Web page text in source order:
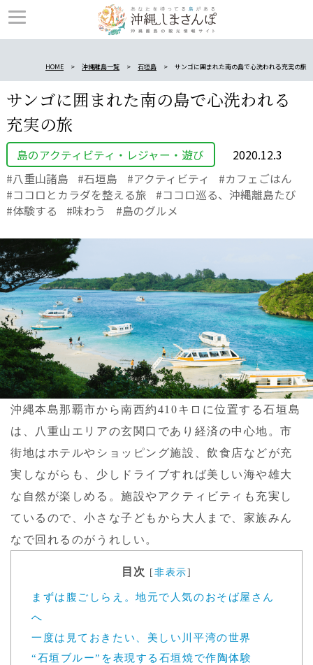
HOME 沖縄離島一覧 石垣島 サンゴに囲まれた南の島で心洗われる充実の旅
サンゴに囲まれた南の島で心洗われる
充実の旅
島のアクティビティ・レジャー・遊び
2020.12.3
八重山諸島
石垣島 アクティビティ
カフェごはん
ココロとカラダを整える旅
ココロ巡る、沖縄離島たび
体験する
味わう 島のグルメ
沖縄本島那覇市から南西約410キロに位置する石垣島
は、八重山エリアの玄関口であり経済の中心地。市
街地はホテルやショッピング施設、飲食店などが充
実しながらも、少しドライブすれば美しい海や雄大
な自然が楽しめる。施設やアクティビティも充実し
ているので、小さな子どもから大人まで、家族みん
なで回れるのがうれしい。
目次 [非表示]
まずは腹ごしらえ。地元で人気のおそば屋さん
へ
一度は見ておきたい、美しい川平湾の世界
“石垣ブルー”を表現する石垣焼で作陶体験